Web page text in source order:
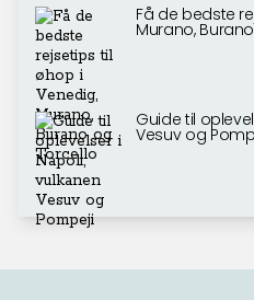
Få de bedste
Murano,
Guide til
Vesuv og